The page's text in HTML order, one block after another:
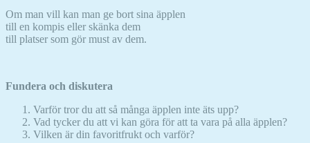
Om man vill kan man ge bort sina äpplen
till en kompis eller skänka dem
till platser som gör must av dem.
Fundera och diskutera
Varför tror du att så många äpplen inte äts upp?
Vad tycker du att vi kan göra för att ta vara på alla äpplen?
Vilken är din favoritfrukt och varför?
Nödvändiga
Dessa kakor